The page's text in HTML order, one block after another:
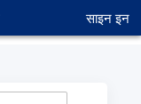
साइन इन